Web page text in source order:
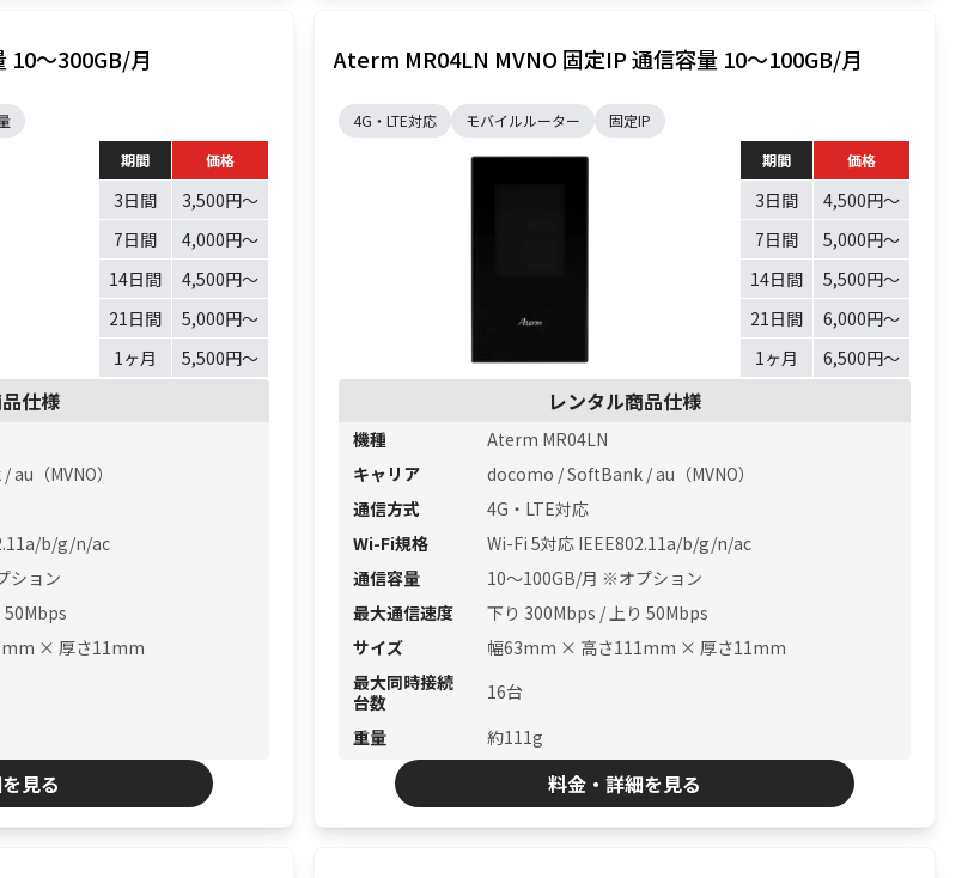
通信容量 10〜300GB/月
期間
価格
3日間
3,500円〜
7日間
4,000円〜
14日間
4,500円〜
21日間
5,000円〜
1ヶ月
5,500円〜
仕様
（MVNO）
b/g/n/ac
ション
50Mbps
× 厚さ11mm
見る
Aterm MR04LN MVNO 固定IP 通信容量 10〜100GB/月
4G・LTE対応 モバイルルーター
固定IP
期間
価格
3日間
4,500円〜
7日間
5,000円〜
14日間
5,500円〜
21日間
6,000円〜
1ヶ月
6,500円〜
レンタル商品仕様
機種
Aterm MR04LN
キャリア
docomo / SoftBank / au（MVNO）
通信方式
4G・LTE対応
Wi-Fi規格
Wi-Fi 5対応 IEEE802.11a/b/g/n/ac
通信容量
10〜100GB/月 ※オプション
最大通信速度
下り 300Mbps / 上り 50Mbps
サイズ
幅63mm × 高さ111mm × 厚さ11mm
最大同時接続
台数
16台
重量
約111g
料金・詳細を見る